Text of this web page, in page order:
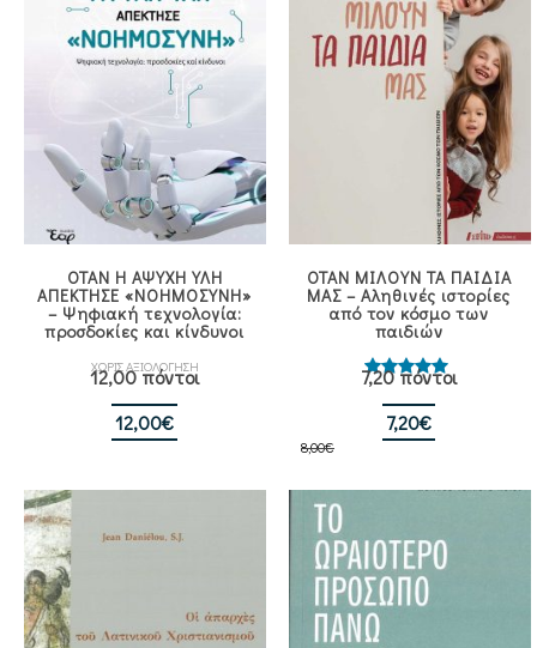
ΟΤΑΝ Η ΑΨΥΧΗ ΥΛΗ
ΑΠΕΚΤΗΣΕ «ΝΟΗΜΟΣΥΝΗ»
– Ψηφιακή τεχνολογία:
προσδοκίες και κίνδυνοι
ΧΩΡΙΣ ΑΞΙΟΛΟΓΗΣΗ
12,00 πόντοι
12,00€
ΟΤΑΝ ΜΙΛΟΥΝ ΤΑ ΠΑΙΔΙΑ
ΜΑΣ – Αληθινές ιστορίες
από τον κόσμο των
παιδιών
Βαθμολογήθηκε
με5.00
από 5
7,20 πόντοι
8,00€
Original
7,20€
7,20€.